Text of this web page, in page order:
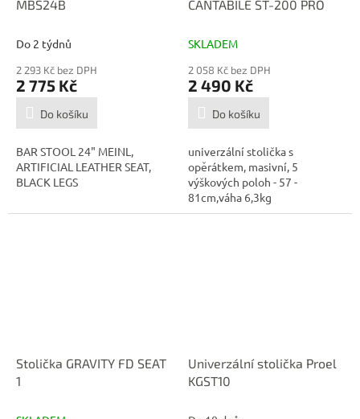
MBS24B
Do 2 týdnů
2 293 Kč bez DPH
2 775 Kč
Do košíku
BAR STOOL 24" MEINL,
ARTIFICIAL LEATHER SEAT,
BLACK LEGS
CANTABILE ST-200 PRO
SKLADEM
2 058 Kč bez DPH
2 490 Kč
Do košíku
univerzální stolička s
opěrátkem, masivní, 5
výškových poloh - 57 -
81cm,váha 6,3kg
Stolička GRAVITY FD SEAT
1
Univerzální stolička Proel
KGST10